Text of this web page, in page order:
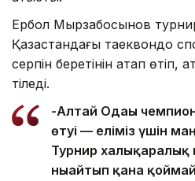
Ербол Мырзабосынов
Қазақстандағы таеквондо
серпін беретінін атап өтіп,
тіледі.
-Алтай Одағы
өтуі — еліміз үшін
Турнир
нығайтып қана